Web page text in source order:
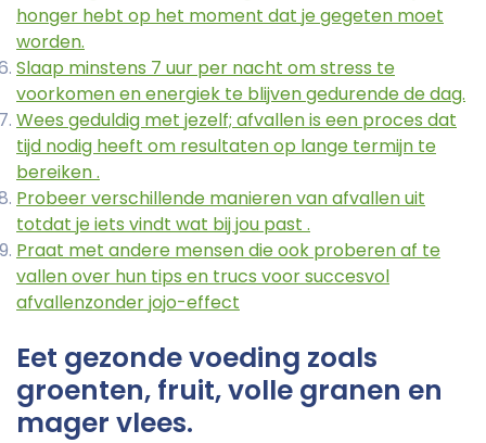
honger hebt op het moment dat je gegeten moet
worden.
Slaap minstens 7 uur per nacht om stress te
voorkomen en energiek te blijven gedurende de dag.
Wees geduldig met jezelf; afvallen is een proces dat
tijd nodig heeft om resultaten op lange termijn te
bereiken .
Probeer verschillende manieren van afvallen uit
totdat je iets vindt wat bij jou past .
Praat met andere mensen die ook proberen af ​​te
vallen over hun tips en trucs voor succesvol
afvallenzonder jojo-effect
Eet gezonde voeding zoals
groenten, fruit, volle granen en
mager vlees.